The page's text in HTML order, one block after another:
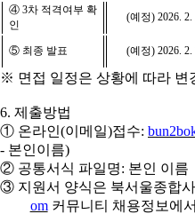
④ 3차 적격여부 확
인
(예정) 2026. 2.
⑤ 최종 발표 (예정) 2026. 2.
※ 면접 일정은 상황에 따라 변
6. 제출방법
① 온라인(이메일)접수:
- 본인이름)
② 공통서식 파일명: 본인 이름
③ 지원서 양식은 북서울종합
om 커뮤니티 채용정보에